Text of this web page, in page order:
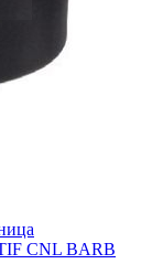
CNL BARB